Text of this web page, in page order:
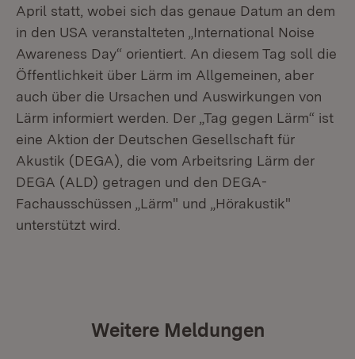
April statt, wobei sich das genaue Datum an dem
in den USA veranstalteten „International Noise
Awareness Day“ orientiert. An diesem Tag soll die
Öffentlichkeit über Lärm im Allgemeinen, aber
auch über die Ursachen und Auswirkungen von
Lärm informiert werden. Der „Tag gegen Lärm“ ist
eine Aktion der Deutschen Gesellschaft für
Akustik (DEGA), die vom Arbeitsring Lärm der
DEGA (ALD) getragen und den DEGA-
Fachausschüssen „Lärm" und „Hörakustik"
unterstützt wird.
Weitere Meldungen